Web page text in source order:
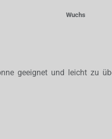
Wuchs
geeignet und leicht zu